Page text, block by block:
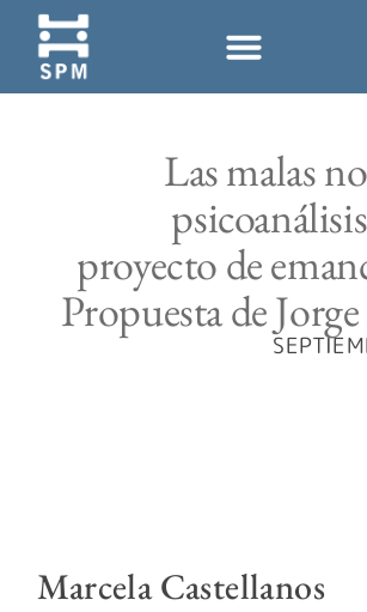
Las malas
proyecto de
Propuesta de
Marcela Castellanos